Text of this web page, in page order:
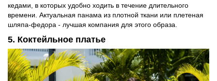
кедами, в которых удобно ходить в течение длительного
времени. Актуальная панама из плотной ткани или плетеная
шляпа-федора - лучшая компания для этого образа.
5. Коктейльное платье